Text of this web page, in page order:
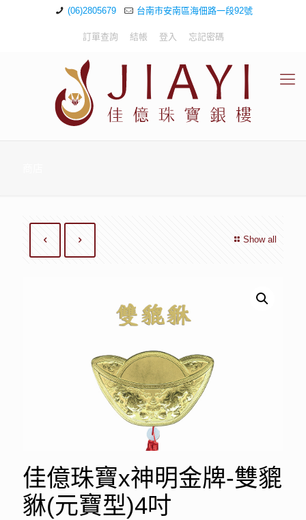
(06)2805679 台南市安南區海佃路一段92號
訂單查詢 結帳 登入 忘記密碼
Show all
佳億珠寶x神明金牌-雙貔
貅(元寶型)4吋